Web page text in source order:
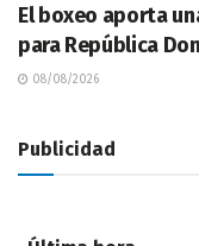
El boxeo aporta
para República
08/08/2026
Publicidad